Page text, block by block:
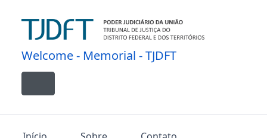
Welcome - Memorial - TJDFT
Toggle navigation